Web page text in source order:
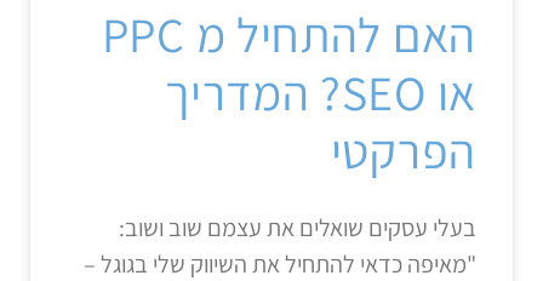
האם להתחיל מ PPC
או SEO? המדריך
הפרקטי
בעלי עסקים שואלים את עצמם שוב ושוב:
"מאיפה כדאי להתחיל את השיווק שלי בגוגל –